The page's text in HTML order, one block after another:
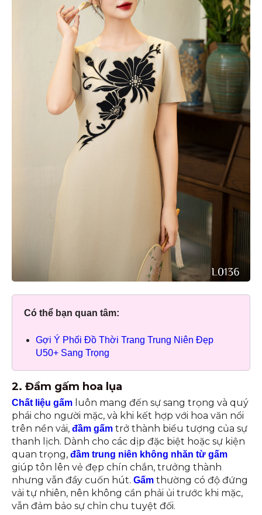
Có thể bạn quan tâm:
Gợi Ý Phối Đồ Thời Trang Trung Niên Đẹp
U50+ Sang Trọng
2. Đầm gấm hoa lụa
Chất liệu gấm luôn mang đến sự sang trọng và quý
phái cho người mặc, và khi kết hợp với hoa văn nổi
trên nền vải, đầm gấm trở thành biểu tượng của sự
thanh lịch. Dành cho các dịp đặc biệt hoặc sự kiện
quan trọng, đầm trung niên không nhăn từ gấm
giúp tôn lên vẻ đẹp chín chắn, trưởng thành
nhưng vẫn đầy cuốn hút. Gấm thường có độ đứng
vải tự nhiên, nên không cần phải ủi trước khi mặc,
vẫn đảm bảo sự chỉn chu tuyệt đối.